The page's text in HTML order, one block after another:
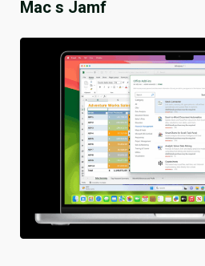
Mac s Jamf